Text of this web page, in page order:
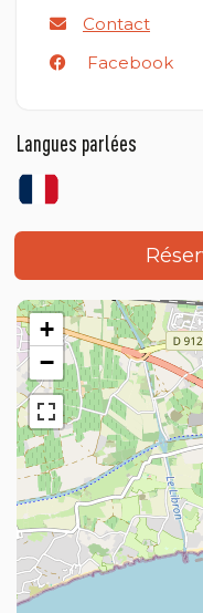
Contact
Facebook
Langues parlées
+
−